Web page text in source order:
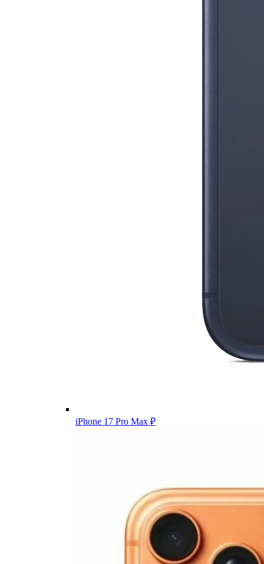
iPhone 17 Pro Max ₽